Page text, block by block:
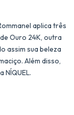
aplica três
Ouro 24K, outra
assim sua beleza
Além disso,
NÍQUEL.